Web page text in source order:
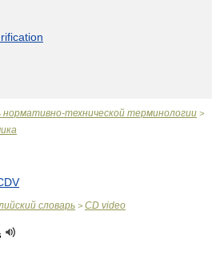
нормативно-технической терминологии >
словарь > CD video